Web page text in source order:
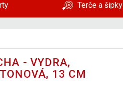
Terče a šipky
- VYDRA,
13 CM